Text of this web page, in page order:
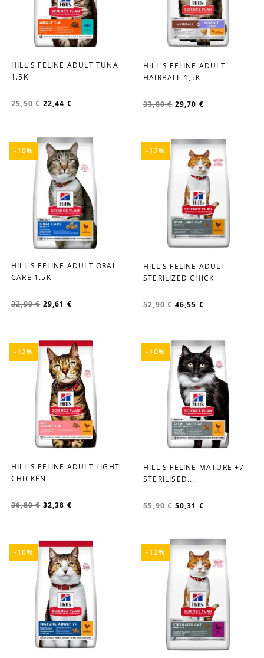
favorite_border
HILL'S FELINE ADULT TUNA
1.5K
25,50 € 22,44 €
favorite_border
HILL'S FELINE ADULT
HAIRBALL 1,5K
33,00 € 29,70 €
favorite_border
HILL'S FELINE ADULT ORAL
CARE 1.5K
32,90 € 29,61 €
-10%
favorite_border
HILL'S FELINE ADULT
STERILIZED CHICK
52,90 € 46,55 €
-12%
favorite_border
HILL'S FELINE ADULT LIGHT
CHICKEN
36,80 € 32,38 €
-12%
favorite_border
HILL'S FELINE MATURE +7
STERILISED...
55,90 € 50,31 €
-10%
-10% -12%